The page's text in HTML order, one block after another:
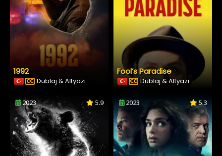
1992
Dublaj & Altyazı
Fool’s Paradise
Dublaj & Altyazı
2023 5.9 2023 5.3